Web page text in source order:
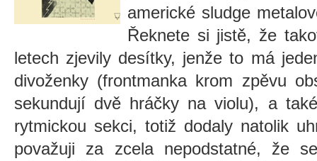
americké sludge
Řeknete si jistě, že
letech zjevily desítky, jenže to má
divoženky (frontmanka krom zpěvu
sekundují dvě hráčky na violu), a
rytmickou sekci, totiž dodaly natolik
považuji za zcela nepodstatné, že